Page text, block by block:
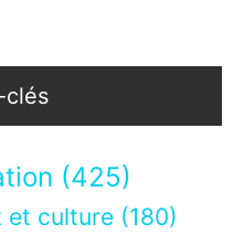
clés
(425)
et culture (180)